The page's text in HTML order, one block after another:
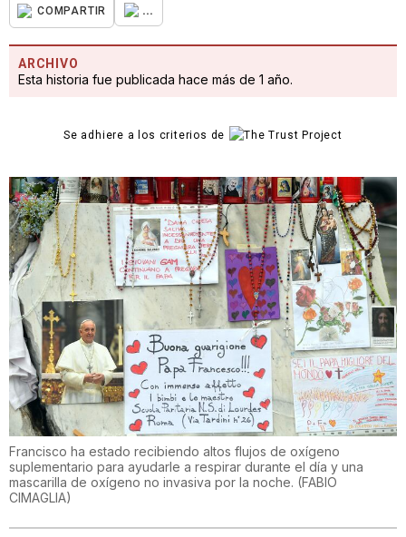
COMPARTIR ...
ARCHIVO
Esta historia fue publicada hace más de 1 año.
Se adhiere a los criterios de
Francisco ha estado recibiendo altos flujos de oxígeno
suplementario para ayudarle a respirar durante el día y una
mascarilla de oxígeno no invasiva por la noche. (FABIO
CIMAGLIA)